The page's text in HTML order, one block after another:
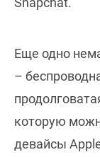
Еще одно
–
которую
девайсы